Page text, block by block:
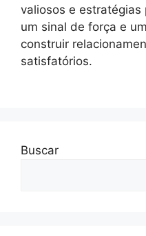
valiosos e estratégias
um sinal de força e
construir
satisfatórios.
Buscar